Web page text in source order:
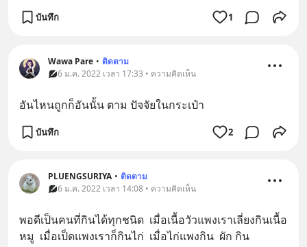
บันทึก 1
Wawa Pare • ติดตาม
6 ม.ค. 2022 เวลา 17:33 • ความคิดเห็น
อันไหนถูกก็อันนั้น ตาม ปัจจัยในกระเป๋า
บันทึก 2
PLUENGSURIYA • ติดตาม
6 ม.ค. 2022 เวลา 14:08 • ความคิดเห็น
พอดีเป็นคนที่กินได้ทุกชนิด  เมื่อเนื้อวัวแพงเราเลี่ยงกินเนื้อ
หมู  เมื่อเป็ดแพงเราก็กินไก่  เมื่อไก่แพงกิน  ผัก กิน